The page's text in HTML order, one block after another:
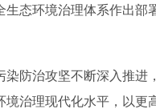
环境治理体系作出部
治攻坚不断深入推进
境治理现代化水平，以